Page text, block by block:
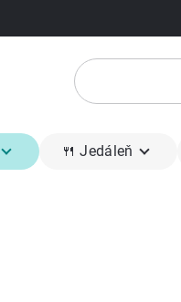
🍴 Jedáleň